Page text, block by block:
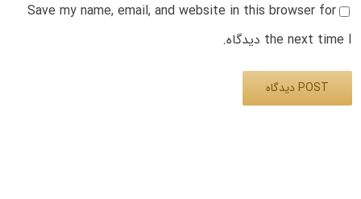
Save my name, email, and website in this browser for
the next time I دیدگاه.